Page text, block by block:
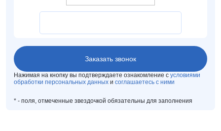
Нажимая на кнопку вы подтверждаете ознакомление с условиями
обработки персональных данных и соглашаетесь с ними
* - поля, отмеченные звездочкой обязательны для заполнения